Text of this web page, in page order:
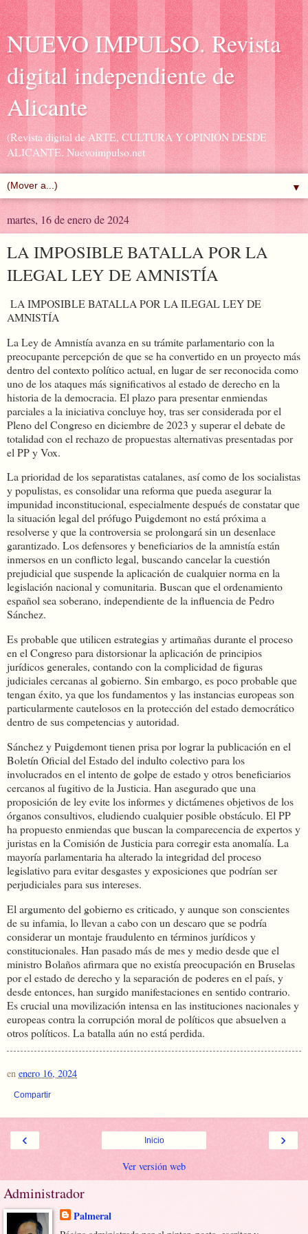
NUEVO IMPULSO. Revista
digital independiente de
Alicante
(Revista digital de ARTE, CULTURA Y OPINIÓN DESDE
ALICANTE. Nuevoimpulso.net
▼
martes, 16 de enero de 2024
LA IMPOSIBLE BATALLA POR LA
ILEGAL LEY DE AMNISTÍA
LA IMPOSIBLE BATALLA POR LA ILEGAL LEY DE
AMNISTÍA
La Ley de Amnistía avanza en su trámite parlamentario con la
preocupante percepción de que se ha convertido en un proyecto más
dentro del contexto político actual, en lugar de ser reconocida como
uno de los ataques más significativos al estado de derecho en la
historia de la democracia. El plazo para presentar enmiendas
parciales a la iniciativa concluye hoy, tras ser considerada por el
Pleno del Congreso en diciembre de 2023 y superar el debate de
totalidad con el rechazo de propuestas alternativas presentadas por
el PP y Vox.
La prioridad de los separatistas catalanes, así como de los socialistas
y populistas, es consolidar una reforma que pueda asegurar la
impunidad inconstitucional, especialmente después de constatar que
la situación legal del prófugo Puigdemont no está próxima a
resolverse y que la controversia se prolongará sin un desenlace
garantizado. Los defensores y beneficiarios de la amnistía están
inmersos en un conflicto legal, buscando cancelar la cuestión
prejudicial que suspende la aplicación de cualquier norma en la
legislación nacional y comunitaria. Buscan que el ordenamiento
español sea soberano, independiente de la influencia de Pedro
Sánchez.
Es probable que utilicen estrategias y artimañas durante el proceso
en el Congreso para distorsionar la aplicación de principios
jurídicos generales, contando con la complicidad de figuras
judiciales cercanas al gobierno. Sin embargo, es poco probable que
tengan éxito, ya que los fundamentos y las instancias europeas son
particularmente cautelosos en la protección del estado democrático
dentro de sus competencias y autoridad.
Sánchez y Puigdemont tienen prisa por lograr la publicación en el
Boletín Oficial del Estado del indulto colectivo para los
involucrados en el intento de golpe de estado y otros beneficiarios
cercanos al fugitivo de la Justicia. Han asegurado que una
proposición de ley evite los informes y dictámenes objetivos de los
órganos consultivos, eludiendo cualquier posible obstáculo. El PP
ha propuesto enmiendas que buscan la comparecencia de expertos y
juristas en la Comisión de Justicia para corregir esta anomalía. La
mayoría parlamentaria ha alterado la integridad del proceso
legislativo para evitar desgastes y exposiciones que podrían ser
perjudiciales para sus intereses.
El argumento del gobierno es criticado, y aunque son conscientes
de su infamia, lo llevan a cabo con un descaro que se podría
considerar un montaje fraudulento en términos jurídicos y
constitucionales. Han pasado más de mes y medio desde que el
ministro Bolaños afirmara que no existía preocupación en Bruselas
por el estado de derecho y la separación de poderes en el país, y
desde entonces, han surgido manifestaciones en sentido contrario.
Es crucial una movilización intensa en las instituciones nacionales y
europeas contra la corrupción moral de políticos que absuelven a
otros políticos. La batalla aún no está perdida.
en enero 16, 2024
Compartir
‹ ›
Inicio
Ver versión web
Administrador
Palmeral